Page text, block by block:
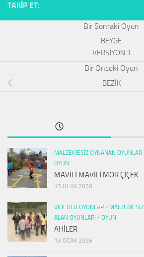
TAKIP ET:
BEYGE
VERSİYON 1
BEZİK
MALZEMESIZ OYNANAN OYUNLAR
OYUN
MAVİLİ MAVİLİ MOR ÇİÇEK
13 OCAK 2026
VIDEOLU OYUNLAR /
ALAN OYUNLARI / OYUN
AHİLER
13 OCAK 2026